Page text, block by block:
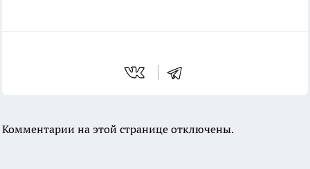
Комментарии на этой странице отключены.